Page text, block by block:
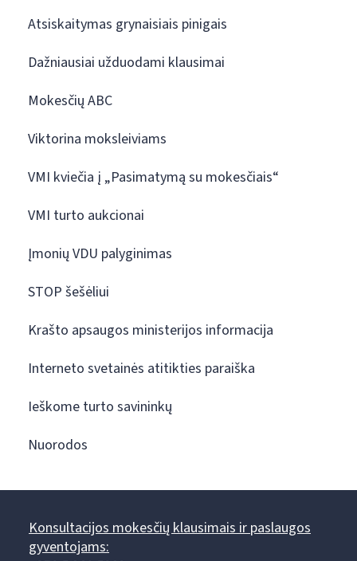
Atsiskaitymas grynaisiais pinigais
Dažniausiai užduodami klausimai
Mokesčių ABC
Viktorina moksleiviams
VMI kviečia į „Pasimatymą su mokesčiais“
VMI turto aukcionai
Įmonių VDU palyginimas
STOP šešėliui
Krašto apsaugos ministerijos informacija
Interneto svetainės atitikties paraiška
Ieškome turto savininkų
Nuorodos
Konsultacijos mokesčių klausimais ir paslaugos
gyventojams: